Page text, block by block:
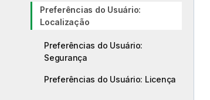
Preferências do Usuário:
Localização
Preferências do Usuário:
Segurança
Preferências do Usuário: Licença